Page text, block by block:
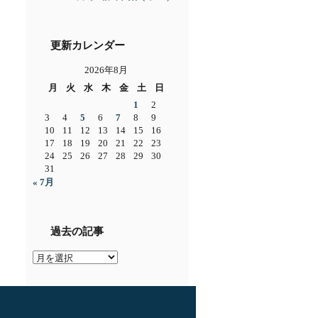
更新カレンダー
2026年8月
月
火 水 木 金 土
日
1
2
3
4 5 6 7 8
9
10
11 12 13 14 15
16
17
18 19 20 21 22
23
24
25 26 27 28 29
30
31
« 7月
過去の記事
過